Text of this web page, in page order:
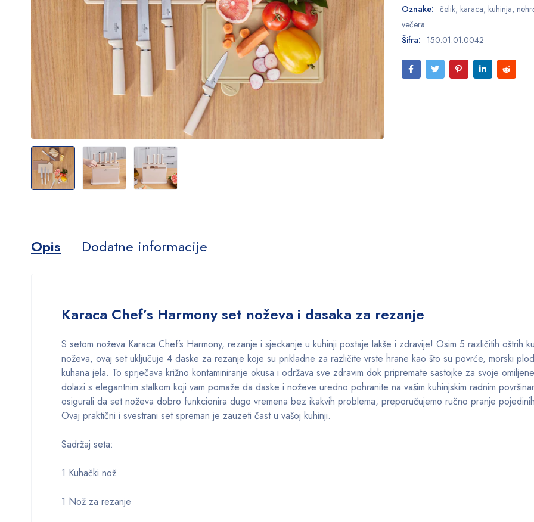
Oznake: čelik, karaca, kuhinja,
večera
Šifra: 150.01.01.0042
Opis Dodatne informacije
Karaca Chef’s Harmony set noževa i dasaka za rezanje
S setom noževa Karaca Chef’s Harmony, rezanje i sjeckanje u kuhinji postaje lakše i zdravije! Osim 5 različitih oštrih
noževa, ovaj set uključuje 4 daske za rezanje koje su prikladne za različite vrste hrane kao što su povrće, morski
kuhana jela. To sprječava križno kontaminiranje okusa i održava sve zdravim dok pripremate sastojke za svoje
dolazi s elegantnim stalkom koji vam pomaže da daske i noževe uredno pohranite na vašim kuhinjskim radnim
osigurali da set noževa dobro funkcionira dugo vremena bez ikakvih problema, preporučujemo ručno pranje
Ovaj praktični i svestrani set spreman je zauzeti čast u vašoj kuhinji.
Sadržaj seta:
1 Kuhački nož
1 Nož za rezanje